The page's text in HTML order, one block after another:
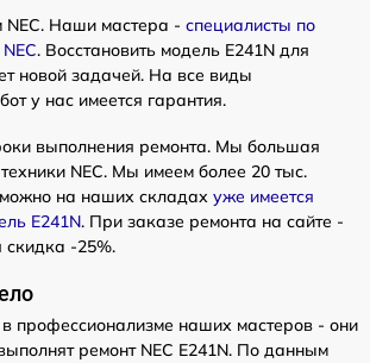
Наши мастера - специалисты по
. Восстановить модель E241N для
новой задачей. На все виды
у нас имеется гарантия.
выполнения ремонта. Мы большая
NEC. Мы имеем более 20 тыс.
на наших складах уже имеется
E241N. При заказе ремонта на сайте -
скидка -25%.
профессионализме наших мастеров - они
ремонт NEC E241N. По данным